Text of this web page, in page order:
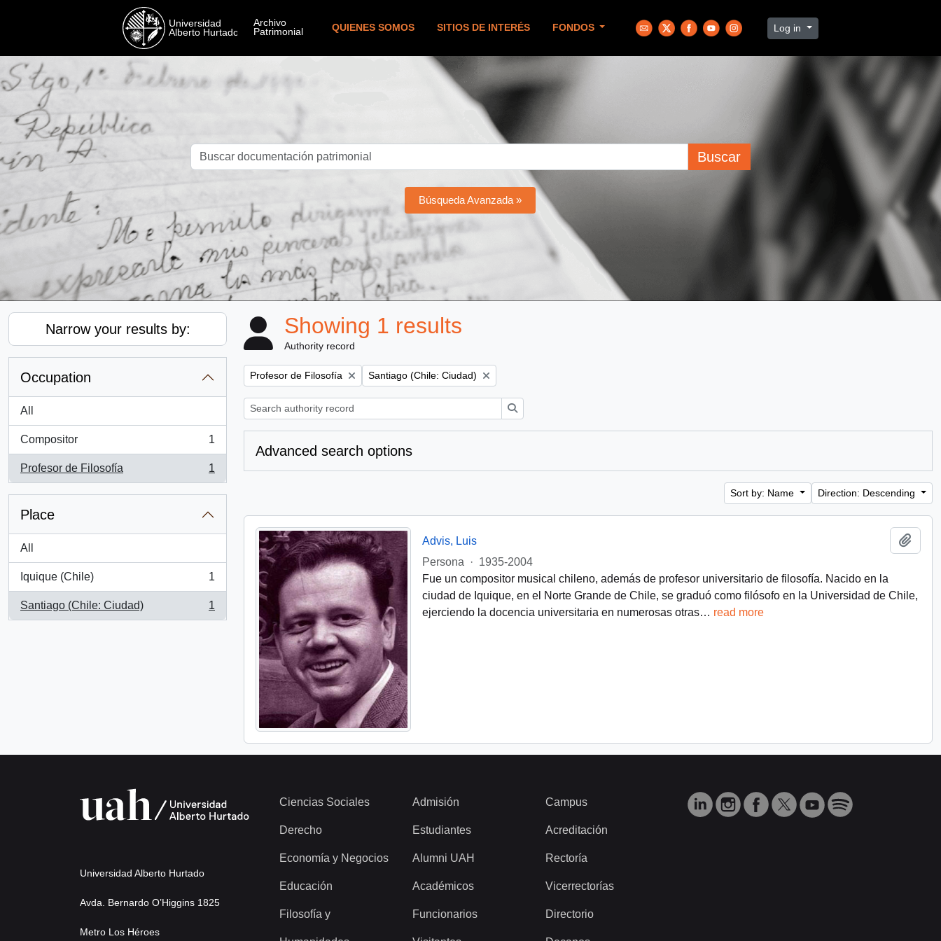
QUIENES SOMOS SITIOS DE INTERÉS FONDOS Log in
Buscar
Búsqueda Avanzada »
Narrow your results by:
Occupation
All
Compositor
, 1 results
1
Profesor de Filosofía
, 1 results
1
Place
All
Iquique (Chile)
, 1 results
1
Santiago (Chile: Ciudad)
, 1 results
1
Showing 1 results
Authority record
Remove filter:
Profesor de Filosofía Remove filter:
Santiago (Chile: Ciudad)
Advanced search options
Sort by: Name Direction: Descending
Advis, Luis
Persona
· 1935-2004
Fue un compositor musical chileno, además de profesor universitario de filosofía. Nacido en la
ciudad de Iquique, en el Norte Grande de Chile, se graduó como filósofo en la Universidad de Chile,
ejerciendo la docencia universitaria en numerosas otras… read more
Universidad Alberto Hurtado
Avda. Bernardo O’Higgins 1825
Metro Los Héroes
Ciencias Sociales
Derecho
Economía y Negocios
Educación
Filosofía y
Admisión
Estudiantes
Alumni UAH
Académicos
Funcionarios
Campus
Acreditación
Rectoría
Vicerrectorías
Directorio